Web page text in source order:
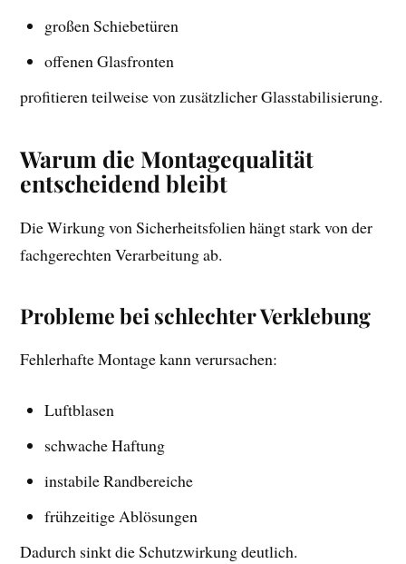
großen Schiebetüren
offenen Glasfronten
profitieren teilweise von zusätzlicher Glasstabilisierung.
Warum die Montagequalität
entscheidend bleibt
Die Wirkung von Sicherheitsfolien hängt stark von der
fachgerechten Verarbeitung ab.
Probleme bei schlechter Verklebung
Fehlerhafte Montage kann verursachen:
Luftblasen
schwache Haftung
instabile Randbereiche
frühzeitige Ablösungen
Dadurch sinkt die Schutzwirkung deutlich.